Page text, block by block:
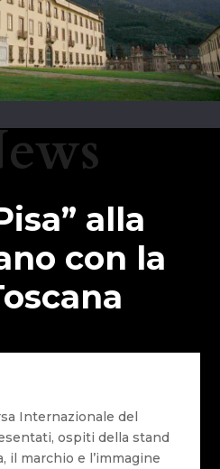
alla
con la
Internazionale del
ospiti della stand
il marchio e l’immagine